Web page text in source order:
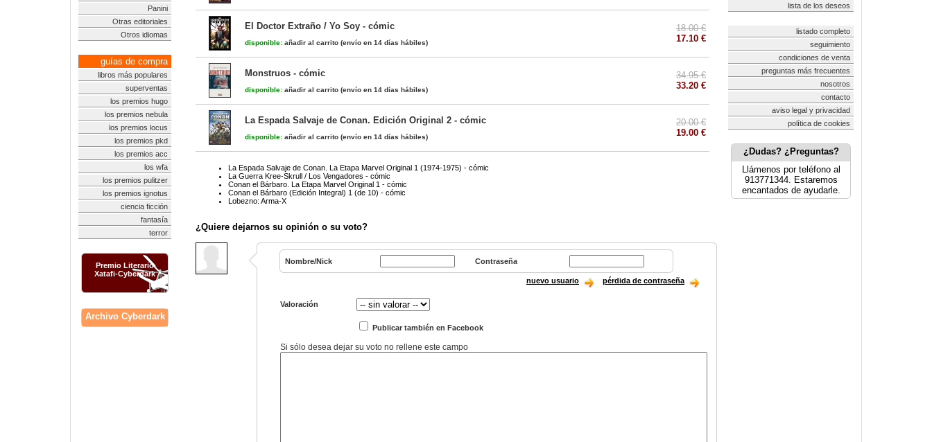
Panini
Otras editoriales
Otros idiomas
guías de compra
libros más populares
superventas
los premios hugo
los premios nebula
los premios locus
los premios pkd
los premios acc
los wfa
los premios pulitzer
los premios ignotus
ciencia ficción
fantasía
terror
Premio Literario
Xatafi-Cyberdark
Archivo Cyberdark
El Doctor Extraño / Yo Soy - cómic
disponible: añadir al carrito (envío en 14 días hábiles)
18.00 €
17.10 €
Monstruos - cómic
disponible: añadir al carrito (envío en 14 días hábiles)
34.95 €
33.20 €
La Espada Salvaje de Conan. Edición Original 2 - cómic
disponible: añadir al carrito (envío en 14 días hábiles)
20.00 €
19.00 €
La Espada Salvaje de Conan. La Etapa Marvel Original 1 (1974-1975) - cómic
La Guerra Kree-Skrull / Los Vengadores - cómic
Conan el Bárbaro. La Etapa Marvel Original 1 - cómic
Conan el Bárbaro (Edición Integral) 1 (de 10) - cómic
Lobezno: Arma-X
¿Quiere dejarnos su opinión o su voto?
Nombre/Nick Contraseña
nuevo usuario pérdida de contraseña
Valoración
Publicar también en Facebook
Si sólo desea dejar su voto no rellene este campo
lista de los deseos
listado completo
seguimiento
condiciones de venta
preguntas más frecuentes
nosotros
contacto
aviso legal y privacidad
política de cookies
¿Dudas? ¿Preguntas?
Llámenos por teléfono al
913771344. Estaremos
encantados de ayudarle.